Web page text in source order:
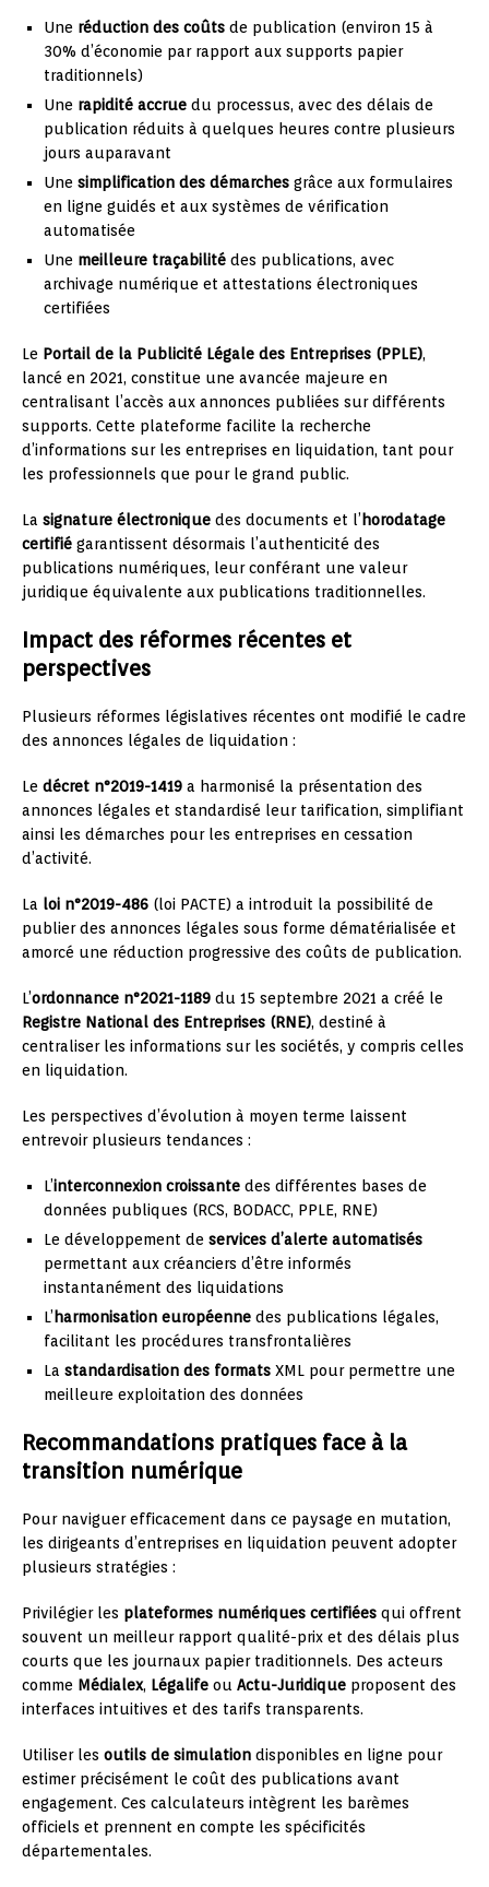
Une réduction des coûts de publication (environ 15 à
30% d’économie par rapport aux supports papier
traditionnels)
Une rapidité accrue du processus, avec des délais de
publication réduits à quelques heures contre plusieurs
jours auparavant
Une simplification des démarches grâce aux formulaires
en ligne guidés et aux systèmes de vérification
automatisée
Une meilleure traçabilité des publications, avec
archivage numérique et attestations électroniques
certifiées
Le Portail de la Publicité Légale des Entreprises (PPLE),
lancé en 2021, constitue une avancée majeure en
centralisant l’accès aux annonces publiées sur différents
supports. Cette plateforme facilite la recherche
d’informations sur les entreprises en liquidation, tant pour
les professionnels que pour le grand public.
La signature électronique des documents et l’ horodatage
certifié garantissent désormais l’authenticité des
publications numériques, leur conférant une valeur
juridique équivalente aux publications traditionnelles.
Impact des réformes récentes et
perspectives
Plusieurs réformes législatives récentes ont modifié le cadre
des annonces légales de liquidation :
Le décret n°2019-1419 a harmonisé la présentation des
annonces légales et standardisé leur tarification, simplifiant
ainsi les démarches pour les entreprises en cessation
d’activité.
La loi n°2019-486 (loi PACTE) a introduit la possibilité de
publier des annonces légales sous forme dématérialisée et
amorcé une réduction progressive des coûts de publication.
L’ordonnance n°2021-1189 du 15 septembre 2021 a créé le
Registre National des Entreprises (RNE), destiné à
centraliser les informations sur les sociétés, y compris celles
en liquidation.
Les perspectives d’évolution à moyen terme laissent
entrevoir plusieurs tendances :
L’interconnexion croissante des différentes bases de
données publiques (RCS, BODACC, PPLE, RNE)
Le développement de services d’alerte automatisés
permettant aux créanciers d’être informés
instantanément des liquidations
L’ harmonisation européenne des publications légales,
facilitant les procédures transfrontalières
La standardisation des formats XML pour permettre une
meilleure exploitation des données
Recommandations pratiques face à la
transition numérique
Pour naviguer efficacement dans ce paysage en mutation,
les dirigeants d’entreprises en liquidation peuvent adopter
plusieurs stratégies :
Privilégier les plateformes numériques certifiées qui offrent
souvent un meilleur rapport qualité-prix et des délais plus
courts que les journaux papier traditionnels. Des acteurs
comme Médialex, Légalife ou Actu-Juridique proposent des
interfaces intuitives et des tarifs transparents.
Utiliser les outils de simulation disponibles en ligne pour
estimer précisément le coût des publications avant
engagement. Ces calculateurs intègrent les barèmes
officiels et prennent en compte les spécificités
départementales.